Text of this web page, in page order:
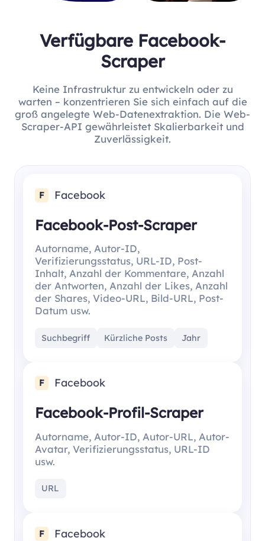
Verfügbare Facebook-
Scraper
Keine Infrastruktur zu entwickeln oder zu
warten – konzentrieren Sie sich einfach auf die
groß angelegte Web-Datenextraktion. Die Web-
Scraper-API gewährleistet Skalierbarkeit und
Zuverlässigkeit.
F Facebook
Facebook-Post-Scraper
Autorname, Autor-ID,
Verifizierungsstatus, URL-ID, Post-
Inhalt, Anzahl der Kommentare, Anzahl
der Antworten, Anzahl der Likes, Anzahl
der Shares, Video-URL, Bild-URL, Post-
Datum usw.
Suchbegriff Kürzliche Posts Jahr
F Facebook
Facebook-Profil-Scraper
Autorname, Autor-ID, Autor-URL, Autor-
Avatar, Verifizierungsstatus, URL-ID
usw.
URL
F Facebook